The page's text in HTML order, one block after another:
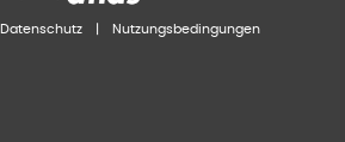
Datenschutz Nutzungsbedingungen